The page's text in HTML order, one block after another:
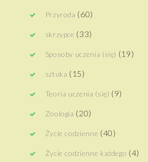
Przyroda (60)
skrzypce (33)
Sposoby uczenia (się) (19)
sztuka (15)
Teoria uczenia (się) (9)
Zoologia (20)
Życie codzienne (40)
Życie codzienne każdego (4)